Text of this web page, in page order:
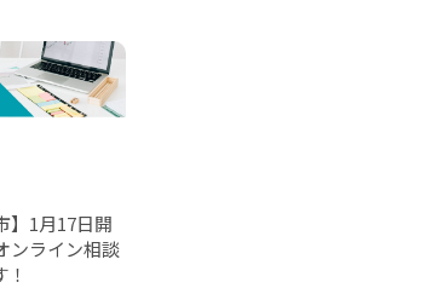
】1月17日開
ライン相談